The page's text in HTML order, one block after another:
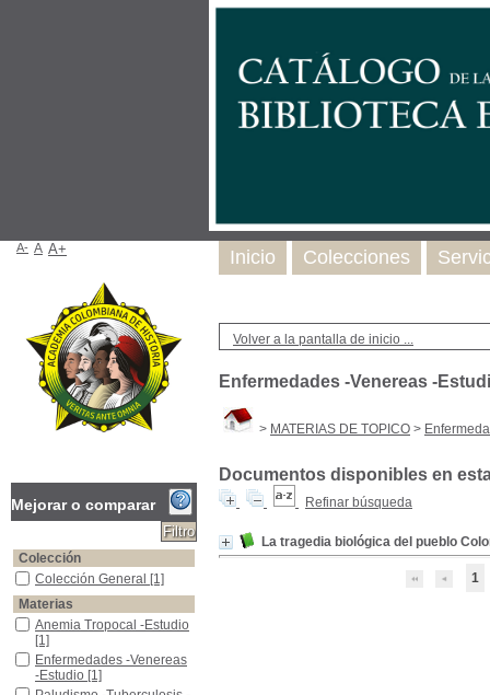
Volver a la pantalla de inicio ...
Enfermedades -Venereas -
> MATERIAS DE TOPICO >
Documentos disponibles en
Refinar búsqueda
La tragedia biológica del pueblo
1
Inicio Colecciones
A- A A+
Mejorar o comparar
Colección
Colección General
Colección General [1]
Materias
Anemia Tropocal -Estudio
Anemia Tropocal -Estudio
[1]
Enfermedades -Venereas -Estudio
Enfermedades -Venereas
-Estudio [1]